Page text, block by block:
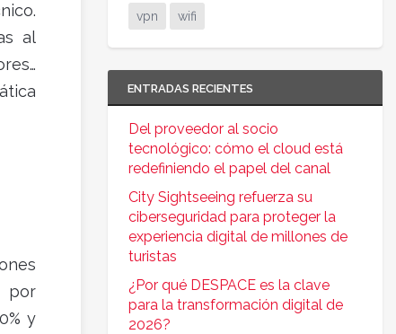
al
por
y
vpn wifi
ENTRADAS RECIENTES
Del proveedor al socio
tecnológico: cómo el cloud está
redefiniendo el papel del canal
City Sightseeing refuerza su
ciberseguridad para proteger la
experiencia digital de millones de
turistas
¿Por qué DESPACE es la clave
para la transformación digital de
2026?